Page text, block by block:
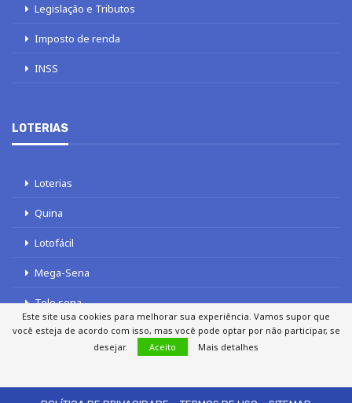
Legislação e Tributos
Imposto de renda
INSS
LOTERIAS
Loterias
Quina
Lotofácil
Mega-Sena
Tele sena
Este site usa cookies para melhorar sua experiência. Vamos supor que
você esteja de acordo com isso, mas você pode optar por não participar, se
desejar.
Aceito Mais detalhes